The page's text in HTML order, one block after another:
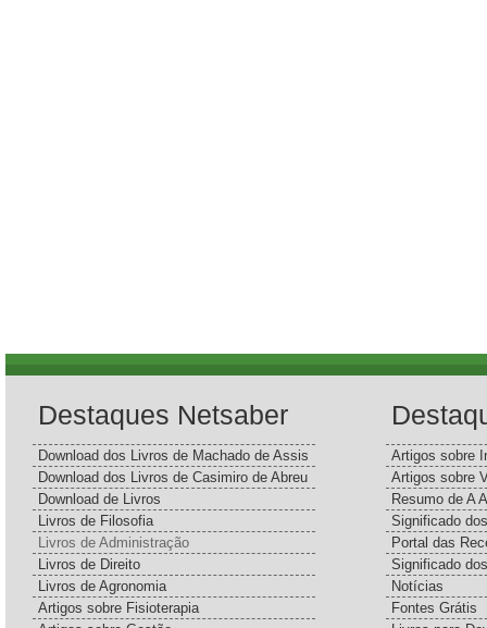
Destaques Netsaber
Download dos Livros de Machado de Assis
Download dos Livros de Casimiro de Abreu
Download de Livros
Livros de Filosofia
Livros de Administração
Livros de Direito
Livros de Agronomia
Artigos sobre Fisioterapia
Artigos sobre
Artigos sobre
Resumo de A
Significado
Portal das
Significado
Notícias
Fontes Grátis